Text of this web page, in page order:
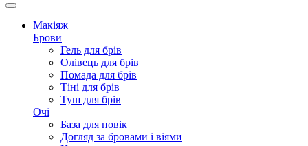
Макіяж
Брови
Гель для брів
Олівець для брів
Помада для брів
Тіні для брів
Туш для брів
Очі
База для повік
Догляд за бровами і віями